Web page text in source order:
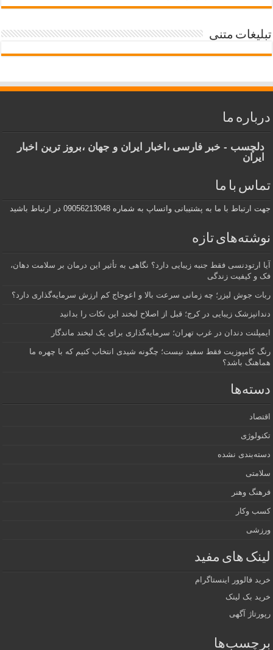
تبلیغات متنی
درباره ما
دلچسب - خبر فارسی ،اخبار ایران و جهان ،بروز ترین اخبار
ایران
تماس با ما
جهت ارتباط با ما به پشتیبانی واتساپ به شماره 09056213048 در ارتباط باشید
نوشته‌های تازه
آیا ارتودنسی فقط جنبه زیبایی دارد؟ نگاهی به تأثیر این درمان بر سلامت دهان،
فک و کیفیت زندگی
ربات جوش لیزر؛ چه زمانی سرعت بالا و اعوجاج کم ارزش سرمایه‌گذاری دارد؟
دندانپزشک زیبایی در کرج؛ قبل از اصلاح لبخند این نکات را بدانید
ایمپلنت دندان در غرب تهران؛ سرمایه‌گذاری برای یک لبخند ماندگار
رنگ کامپوزیت فقط سفید نیست؛ چگونه شیدی انتخاب کنیم که با چهره ما
هماهنگ باشد؟
دسته‌ها
اقتصاد
تکنولوژی
دسته‌بندی نشده
سلامتی
فرهنگ وهنر
کسب وکار
ورزشی
لینک های مفید
خرید فالوور اینستاگرام
خرید بک لینک
رپورتاژ آگهی
برچسب‌ها